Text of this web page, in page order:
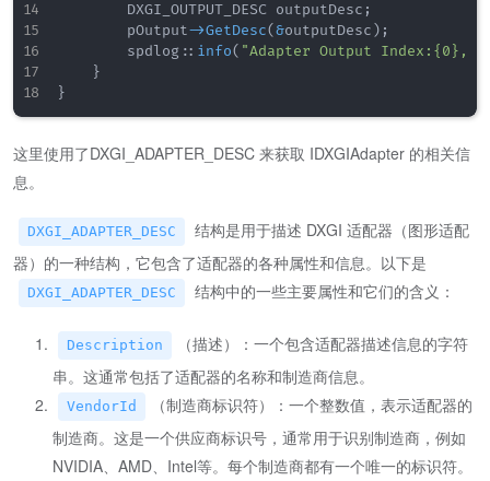
        DXGI_OUTPUT_DESC outputDesc
;
        pOutput
->GetDesc(&outputDesc ) ;
        spdlog
:: info( "Adapter Output Index:{0},
}
}
这里使用了DXGI_ADAPTER_DESC 来获取 IDXGIAdapter 的相关信
息。
DXGI_ADAPTER_DESC
结构是用于描述 DXGI 适配器（图形适配
器）的一种结构，它包含了适配器的各种属性和信息。以下是
DXGI_ADAPTER_DESC 结构中的一些主要属性和它们的含义：
Description
（描述）：一个包含适配器描述信息的字符
串。这通常包括了适配器的名称和制造商信息。
VendorId
（制造商标识符）：一个整数值，表示适配器的
制造商。这是一个供应商标识号，通常用于识别制造商，例如
NVIDIA、AMD、Intel等。每个制造商都有一个唯一的标识符。